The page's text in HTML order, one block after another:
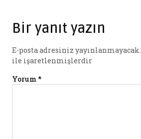
Bir yanıt yazın
E-posta adresiniz yayınlanmayacak.
ile işaretlenmişlerdir
Yorum*